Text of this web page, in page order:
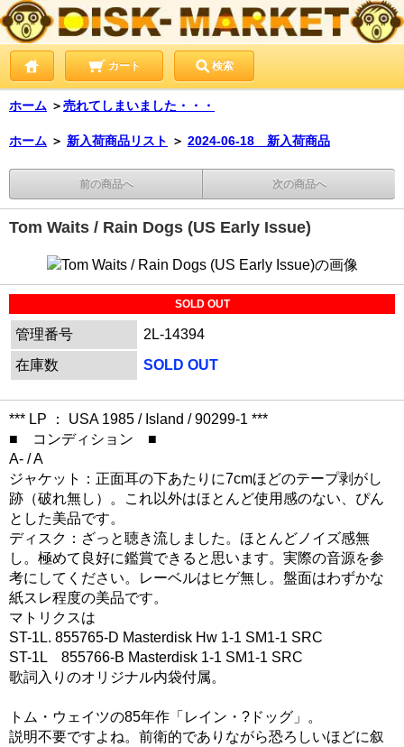
カート 検索
ホーム ＞売れてしまいました・・・
ホーム ＞ 新入荷商品リスト ＞ 2024-06-18 新入荷商品
前の商品へ 次の商品へ
Tom Waits / Rain Dogs (US Early Issue)
SOLD OUT
管理番号
2L-14394
在庫数
SOLD OUT
*** LP ： USA 1985 / Island / 90299-1 ***
■ コンディション ■
A- / A
ジャケット：正面耳の下あたりに7cmほどのテープ剥がし
跡（破れ無し）。これ以外はほとんど使用感のない、ぴん
とした美品です。
ディスク：ざっと聴き流しました。ほとんどノイズ感無
し。極めて良好に鑑賞できると思います。実際の音源を参
考にしてください。レーベルはヒゲ無し。盤面はわずかな
紙スレ程度の美品です。
マトリクスは
ST-1L. 855765-D Masterdisk Hw 1-1 SM1-1 SRC
ST-1L 855766-B Masterdisk 1-1 SM1-1 SRC
歌詞入りのオリジナル内袋付属。
トム・ウェイツの85年作「レイン・?ドッグ」。
説明不要ですよね。前衛的でありながら恐ろしいほどに叙